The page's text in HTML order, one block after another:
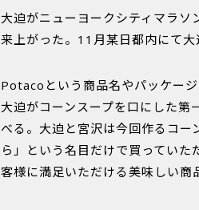
大迫がニューヨークシティマラ
来上がった。11月某日都内にて
Potacoという商品名やパッケー
大迫がコーンスープを口にした
べる。大迫と宮沢は今回作るコ
ら」という名目だけで買ってい
客様に満足いただける美味しい